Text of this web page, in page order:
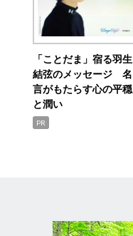
「ことだま」宿る羽生
結弦のメッセージ 名
言がもたらす心の平穏
と潤い
PR